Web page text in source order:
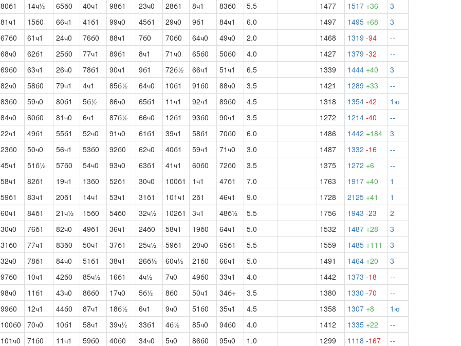
80б1 14ч½ 65б0 40ч1 98б1 23ч0 28б1 8ч1 83б0 5.5 1477 1517 +36
3
81ч1 15б0 66ч1 41б1 99ч0 45б1 29ч0 9б1 84ч1 6.0 1497 1495 +68
3
67б0 61ч1 24ч0 76б0 88ч1 7б0 70б0 64ч0 49ч0 2.0 1468 1319 -94
--
68ч0 62б1 25б0 77ч1 89б1 8ч1 71ч0 65б0 50б0 4.0 1427 1379 -32
--
69б0 63ч1 26ч0 78б1 90ч1 9б1 72б½ 66ч1 51ч1 6.5 1339 1444 +40
3
82ч0 58б0 79ч1 4ч1 85б½ 64ч0 10б1 91б0 88ч0 3.5 1421 1289 +33
--
83б0 59ч0 80б1 5б½ 86ч0 65б1 11ч1 92ч1 89б0 4.5 1318 1354 -42
1ю
84ч0 60б0 81ч0 6ч1 87б½ 66ч0 12б1 93б0 90ч1 3.5 1272 1214 -40
--
22ч1 49б1 55б1 52ч0 91ч0 61б1 39ч1 58б1 70б0 6.0 1486 1442 +184
3
23б0 50ч0 56ч1 53б0 92б0 62ч0 40б1 59ч1 71ч0 3.0 1487 1332 -16
--
45ч1 51б½ 57б0 54ч0 93ч0 63б1 41ч1 60б0 72б0 3.5 1375 1272 +6
--
58ч1 82б1 19ч1 13б0 52б1 30ч0 100б1 1ч1 47б1 7.0 1763 1917 +40
1
59б1 83ч1 20б1 14ч1 53ч1 31б1 101ч1 2б1 46ч1 9.0 1728 2125 +41
1
60ч1 84б1 21ч½ 15б0 54б0 32ч½ 102б1 3ч1 48б½ 5.5 1756 1943 -23
2
30ч0 76б1 82ч0 49б1 36ч1 24б0 58ч1 19б0 64ч1 5.0 1532 1487 +28
3
31б0 77ч1 83б0 50ч1 37б1 25ч½ 59б1 20ч0 65б1 5.5 1559 1485 +111
3
32ч0 78б1 84ч0 51б1 38ч1 26б½ 60ч½ 21б0 66ч1 5.0 1491 1464 +20
3
97б0 10ч1 42б0 85ч½ 16б1 4ч½ 7ч0 49б0 33ч1 4.0 1442 1373 -18
--
98ч0 11б1 43ч0 86б0 17ч0 5б½ 8б0 50ч1 34б+ 3.5 1380 1330 -70
--
99б0 12ч1 44б0 87ч1 18б½ 6ч1 9ч0 51б0 35ч1 4.5 1358 1307 +8
1ю
100б0 70ч0 10б1 58ч1 39ч½ 33б1 4б½ 85ч0 94б0 4.0 1412 1335 +22
--
101ч0 71б0 11ч1 59б0 40б0 34ч0 5ч0 86б0 95ч0 1.0 1299 1118 -167
--